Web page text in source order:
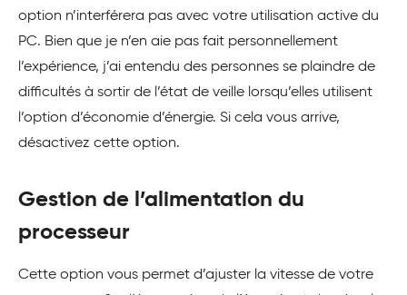
option n’interférera pas avec votre utilisation active du
PC. Bien que je n’en aie pas fait personnellement
l’expérience, j’ai entendu des personnes se plaindre de
difficultés à sortir de l’état de veille lorsqu’elles utilisent
l’option d’économie d’énergie. Si cela vous arrive,
désactivez cette option.
Gestion de l’alimentation du
processeur
Cette option vous permet d’ajuster la vitesse de votre